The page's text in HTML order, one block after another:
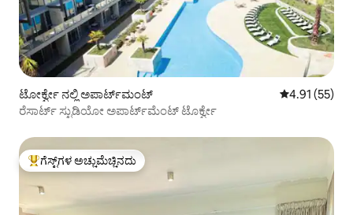
ಟೋರ್ಕ್ವೇ ನಲ್ಲಿ ಅಪಾರ್ಟ್‌ಮಂಟ್ 5 ರಲ್ಲಿ 4.91
4.91 (55)
ರೆಸಾರ್ಟ್ ಸ್ಟುಡಿಯೋ ಅಪಾರ್ಟ್‌ಮೆಂಟ್ ಟೊರ್ಕ್ವೇ
ಗೆಸ್ಟ್‌ಗಳಿಗೆ ಅತಿ ಹೆಚ್ಚು ಅಚ್ಚುಮೆಚ್ಚಿನದು
ಗೆಸ್ಟ್‌ಗಳ ಅಚ್ಚುಮೆಚ್ಚಿನದು